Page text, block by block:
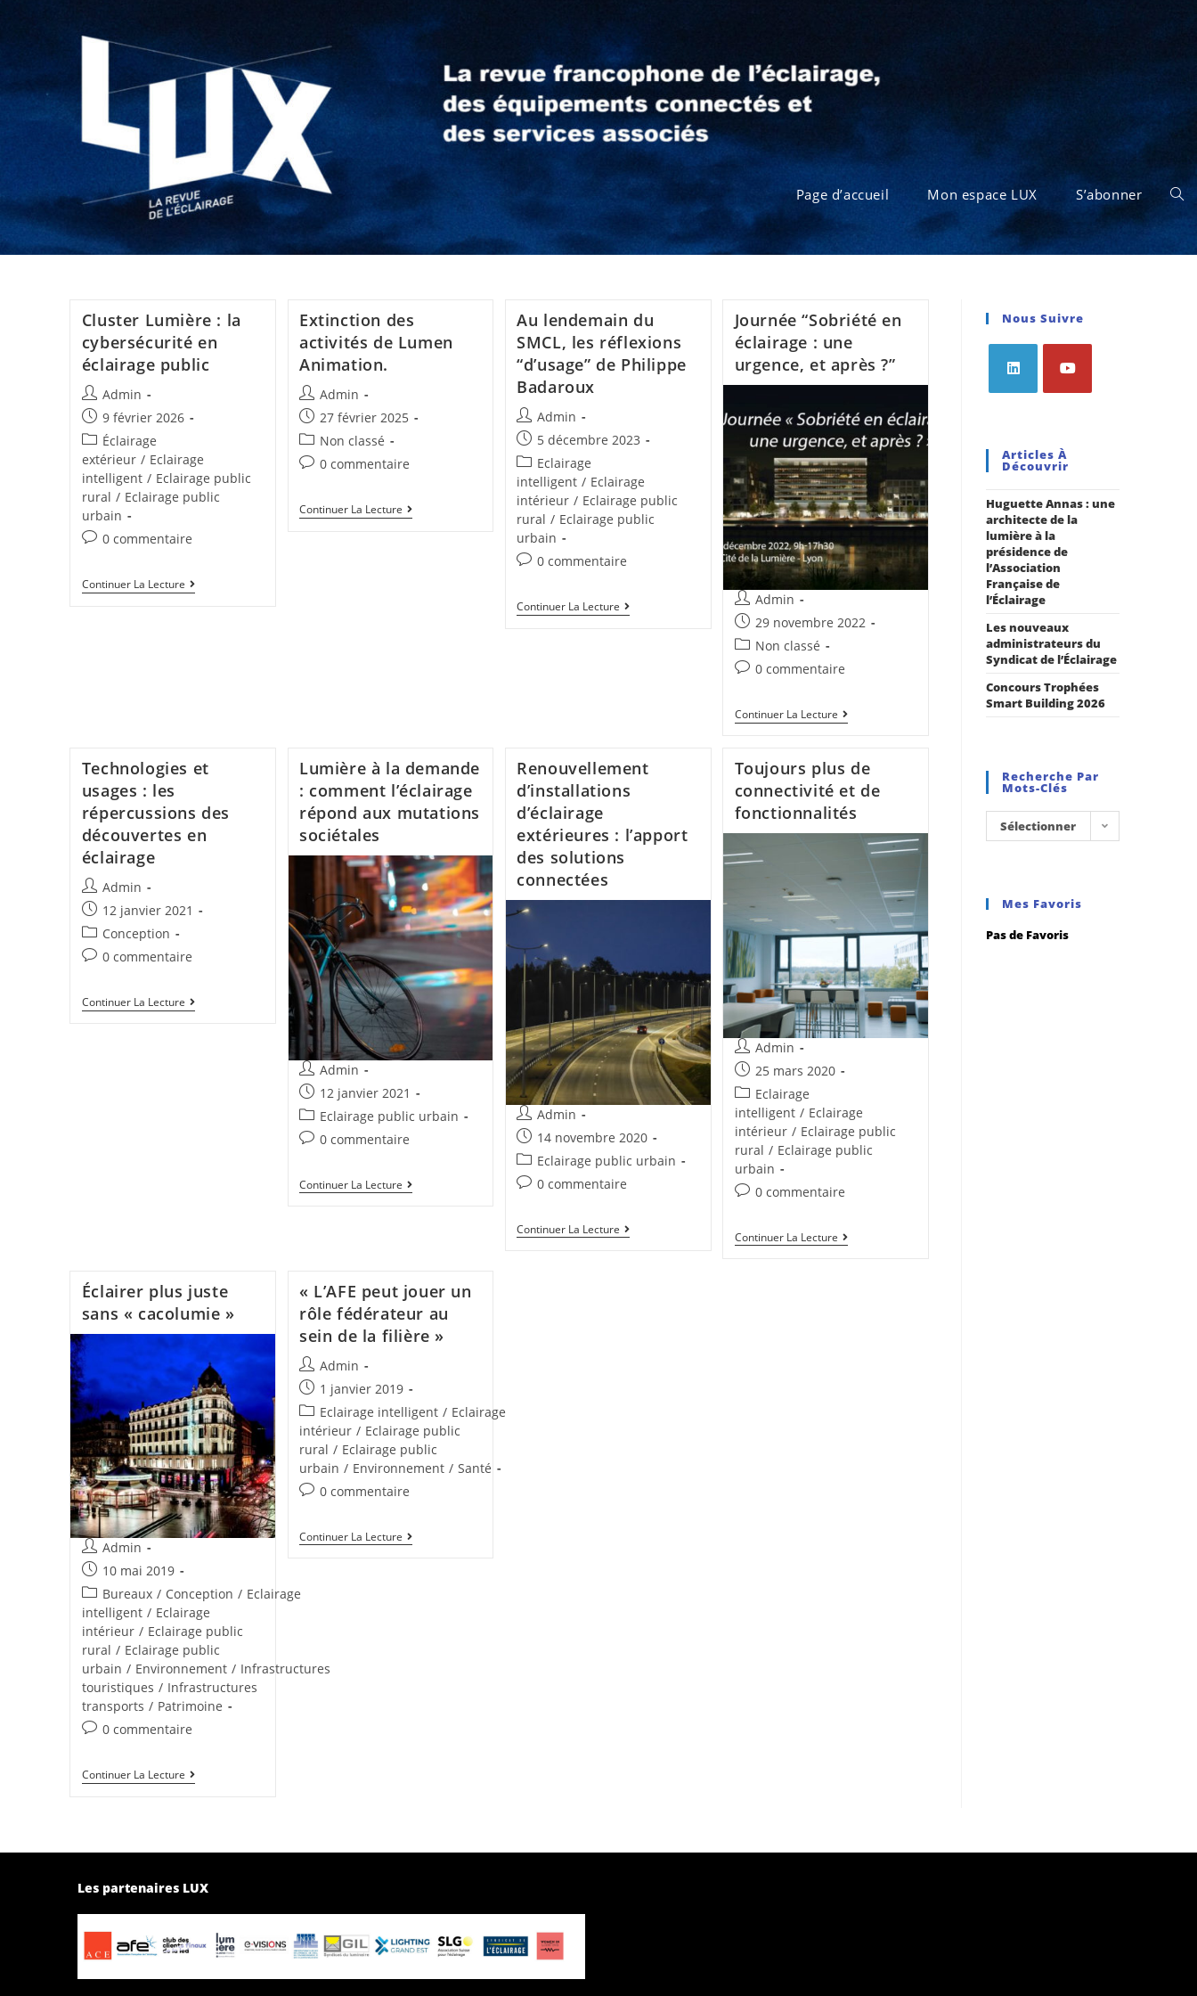
Page d’accueil Mon espace LUX S’abonner
Cluster Lumière : la
cybersécurité en
éclairage public
Admin
9 février 2026
Éclairage
extérieur / Eclairage
intelligent / Eclairage public
rural / Eclairage public
urbain
0 commentaire
Continuer La Lecture
Extinction des
activités de Lumen
Animation.
Admin
27 février 2025
Non classé
0 commentaire
Continuer La Lecture
Au lendemain du
SMCL, les réflexions
“d’usage” de Philippe
Badaroux
Admin
5 décembre 2023
Eclairage
intelligent / Eclairage
intérieur / Eclairage public
rural / Eclairage public
urbain
0 commentaire
Continuer La Lecture
Journée “Sobriété en
éclairage : une
urgence, et après ?”
Admin
29 novembre 2022
Non classé
0 commentaire
Continuer La Lecture
Technologies et
usages : les
répercussions des
découvertes en
éclairage
Admin
12 janvier 2021
Conception
0 commentaire
Continuer La Lecture
Lumière à la demande
: comment l’éclairage
répond aux mutations
sociétales
Admin
12 janvier 2021
Eclairage public urbain
0 commentaire
Continuer La Lecture
Renouvellement
d’installations
d’éclairage
extérieures : l’apport
des solutions
connectées
Admin
14 novembre 2020
Eclairage public urbain
0 commentaire
Continuer La Lecture
Toujours plus de
connectivité et de
fonctionnalités
Admin
25 mars 2020
Eclairage
intelligent / Eclairage
intérieur / Eclairage public
rural / Eclairage public
urbain
0 commentaire
Continuer La Lecture
Éclairer plus juste
sans « cacolumie »
Admin
10 mai 2019
Bureaux / Conception / Eclairage
intelligent / Eclairage
intérieur / Eclairage public
rural / Eclairage public
urbain / Environnement / Infrastructures
touristiques / Infrastructures
transports / Patrimoine
0 commentaire
Continuer La Lecture
« L’AFE peut jouer un
rôle fédérateur au
sein de la filière »
Admin
1 janvier 2019
Eclairage intelligent / Eclairage
intérieur / Eclairage public
rural / Eclairage public
urbain / Environnement / Santé
0 commentaire
Continuer La Lecture
Nous Suivre
Articles À
Découvrir
Huguette Annas : une
architecte de la
lumière à la
présidence de
l’Association
Française de
l’Éclairage
Les nouveaux
administrateurs du
Syndicat de l’Éclairage
Concours Trophées
Smart Building 2026
Recherche Par
Mots-Clés
Sélectionner
Mes Favoris
Pas de Favoris
Les partenaires LUX